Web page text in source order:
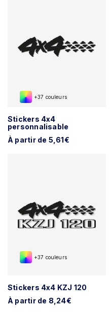
+37 couleurs
Stickers 4x4
personnalisable
À partir de 5,61€
+37 couleurs
Stickers 4x4 KZJ 120
À partir de 8,24€